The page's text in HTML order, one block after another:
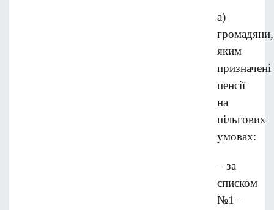
а)
громадяни,
яким
призначені
пенсії
на
пільгових
умовах:
– за
списком
№1 –